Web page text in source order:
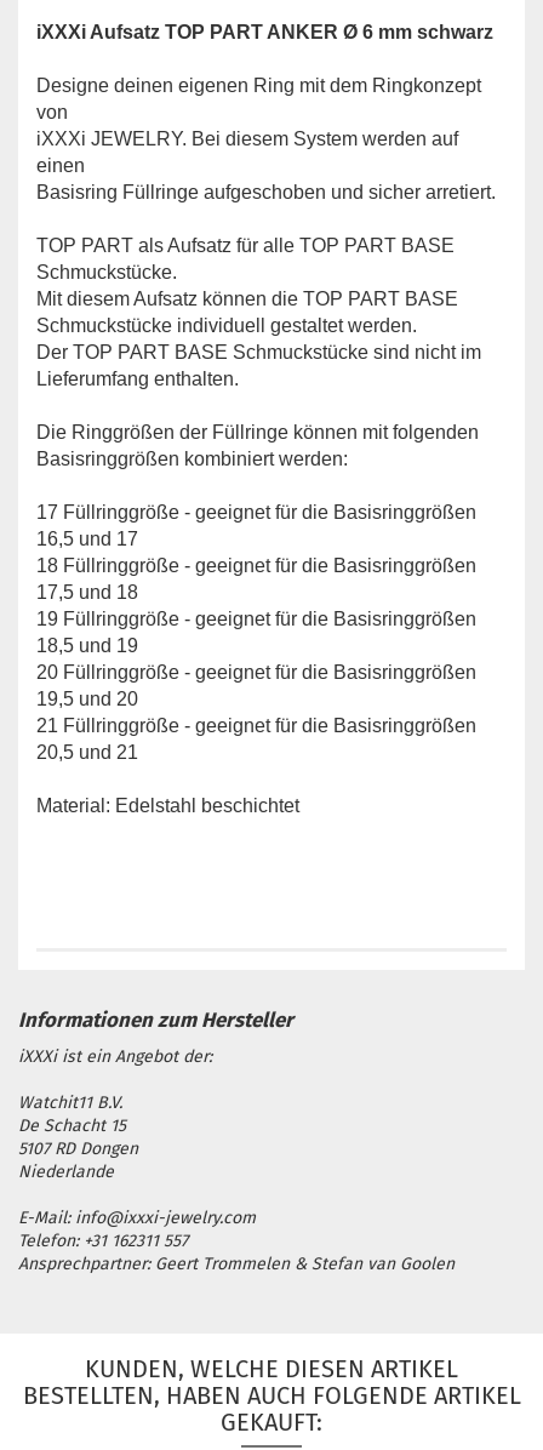
iXXXi Aufsatz TOP PART ANKER Ø 6 mm schwarz
Designe deinen eigenen Ring mit dem Ringkonzept
von
iXXXi JEWELRY. Bei diesem System werden auf
einen
Basisring Füllringe aufgeschoben und sicher arretiert.
TOP PART ​als Aufsatz für alle TOP PART BASE
Schmuckstücke.
Mit diesem Aufsatz können die TOP PART BASE
Schmuckstücke individuell gestaltet werden.
Der TOP PART BASE Schmuckstücke sind nicht im
Lieferumfang enthalten.
Die Ringgrößen der Füllringe können mit folgenden
Basisringgrößen kombiniert werden:
17 Füllringgröße - geeignet für die Basisringgrößen
16,5 und 17
18 Füllringgröße - geeignet für die Basisringgrößen
17,5 und 18
19 Füllringgröße - geeignet für die Basisringgrößen
18,5 und 19
20 Füllringgröße - geeignet für die Basisringgrößen
19,5 und 20
21 Füllringgröße - geeignet für die Basisringgrößen
20,5 und 21
Material: Edelstahl beschichtet
iXXXi ist ein Angebot der:
Watchit11 B.V.
De Schacht 15
5107 RD Dongen
Niederlande
E-Mail: info@ixxxi-jewelry.com
Telefon: +31 162311 557
Ansprechpartner: Geert Trommelen & Stefan van Goolen
KUNDEN, WELCHE DIESEN ARTIKEL
BESTELLTEN, HABEN AUCH FOLGENDE ARTIKEL
GEKAUFT: